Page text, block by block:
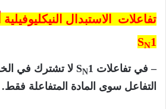
تفاعلات الاستبدال النيكليوفيلية
SN1
– في تفاعلات S N
1 لا تشترك في
التفاعل سوى المادة المتفاعلة فقط.